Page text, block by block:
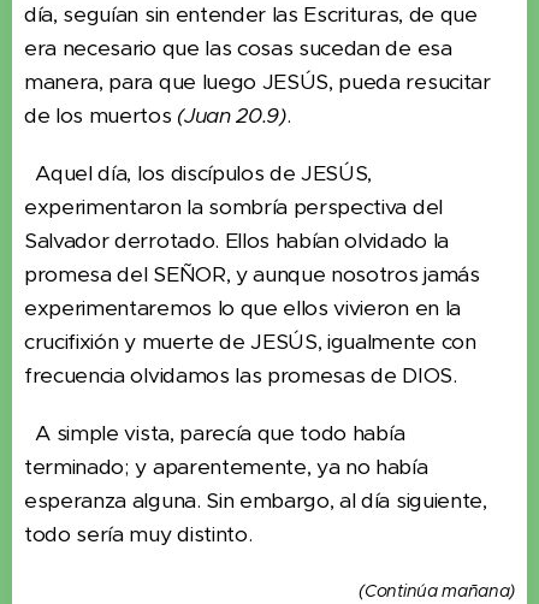
día, seguían sin entender las Escrituras, de que
era necesario que las cosas sucedan de esa
manera, para que luego JESÚS, pueda resucitar
de los muertos (Juan 20.9).
Aquel día, los discípulos de JESÚS,
experimentaron la sombría perspectiva del
Salvador derrotado. Ellos habían olvidado la
promesa del SEÑOR, y aunque nosotros jamás
experimentaremos lo que ellos vivieron en la
crucifixión y muerte de JESÚS, igualmente con
frecuencia olvidamos las promesas de DIOS.
A simple vista, parecía que todo había
terminado; y aparentemente, ya no había
esperanza alguna. Sin embargo, al día siguiente,
todo sería muy distinto.
(Continúa mañana)